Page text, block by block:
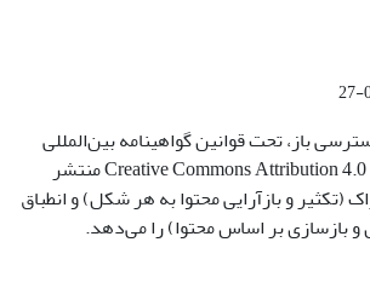
باز، تحت قوانین گواهینامه بین‌المللی
Creative Commons Attribution 4.0 International License منتشر
(تکثیر و بازآرایی محتوا به هر شکل) و انطباق
و بازسازی بر اساس محتوا) را می‌دهد.